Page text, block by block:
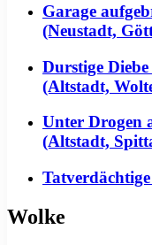
Garage
(Neustadt,
Durstige
(Altstadt,
Unter Drogen
(Altstadt,
Wolke